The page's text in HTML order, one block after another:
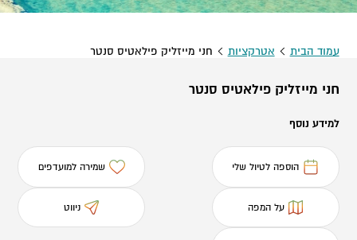
עמוד הבית אטרקציות חני מייזליק פילאטיס סנטר
חני מייזליק פילאטיס סנטר
למידע נוסף
הוספה לטיול שלי שמירה למועדפים
על המפה ניווט